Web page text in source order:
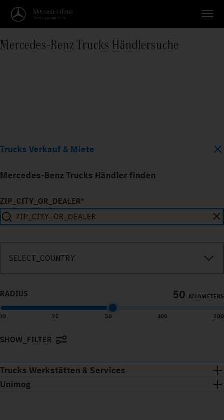
Mercedes‑Benz Trucks Händlersuche
Trucks Verkauf & Miete
Mercedes-Benz Trucks Händler finden
ZIP_CITY_OR_DEALER*
SELECT_COUNTRY
RADIUS 50 KILOMETERS
10 25 50 100 200
SHOW_FILTER
Trucks Werkstätten & Services
Unimog